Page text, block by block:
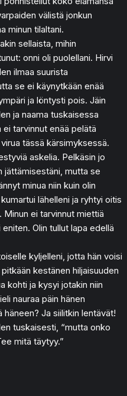
välistä jonkun
minun tilaltani.
sellaista, mihin
onni oli puolellani. Hirvi
ilmaa suurista
se ei käynytkään enää
ja löntysti pois. Jäin
ja naama tuskaisessa
tarvinnut enää pelätä
tässä kärsimyksessä.
askelia. Pelkäsin jo
jättämisestäni, mutta se
minua niin kuin olin
lähelleni ja ryhtyi oitis
ei tarvinnut miettiä
Olin tullut lapa edellä
kyljelleni, jotta hän voisi
kestänen hiljaisuuden
kohti ja kysyi jotakin niin
nauraa päin hänen
häneen? Ja siilitkin lentävät!
tuskaisesti, “mutta onko
mitä täytyy.”